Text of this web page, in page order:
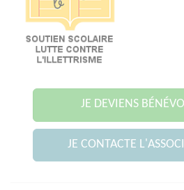
JE DEVIENS
JE CONTACTE